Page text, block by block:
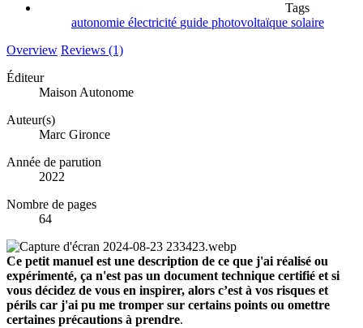
Tags
autonomie électricité guide photovoltaïque solaire
Overview Reviews (1)
Éditeur
Maison Autonome
Auteur(s)
Marc Gironce
Année de parution
2022
Nombre de pages
64
Ce petit manuel est une description de ce que j'ai réalisé ou
expérimenté, ça n'est pas un document technique certifié et si
vous décidez de vous en inspirer, alors c’est à vos risques et
périls car j'ai pu me tromper sur certains points ou omettre
certaines précautions à prendre.